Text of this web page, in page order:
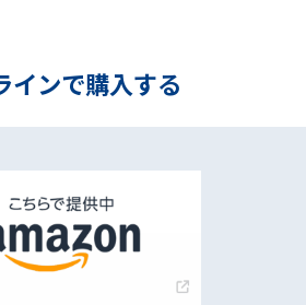
インで購入する​